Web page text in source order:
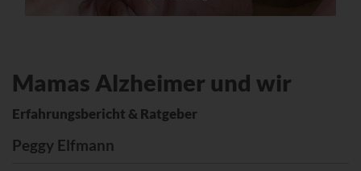
Mamas Alzheimer und wir
Erfahrungsbericht & Ratgeber
Peggy Elfmann